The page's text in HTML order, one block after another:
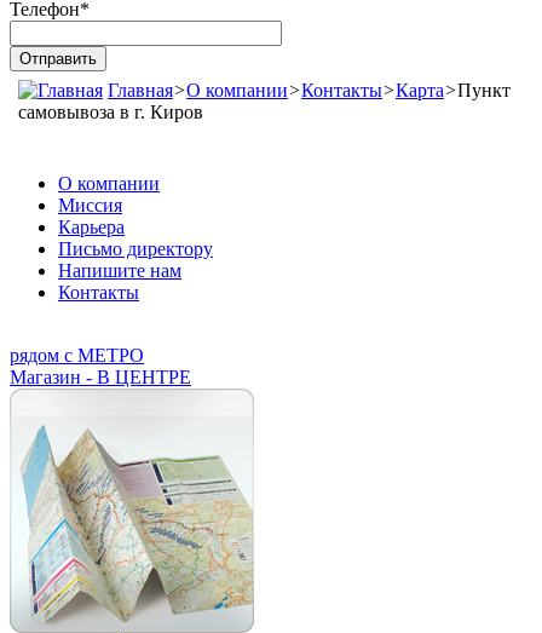
Телефон*
Главная>О компании>Контакты>Карта>Пункт
самовывоза в г. Киров
О компании
Миссия
Карьера
Письмо директору
Напишите нам
Контакты
рядом с МЕТРО
Магазин - В ЦЕНТРЕ